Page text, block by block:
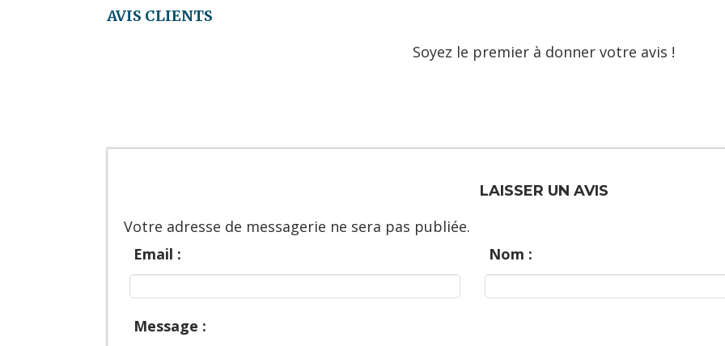
AVIS CLIENTS
Soyez le premier à donner votre avis !
LAISSER UN AVIS
Votre adresse de messagerie ne sera pas publiée.
Email :
Nom :
Message :